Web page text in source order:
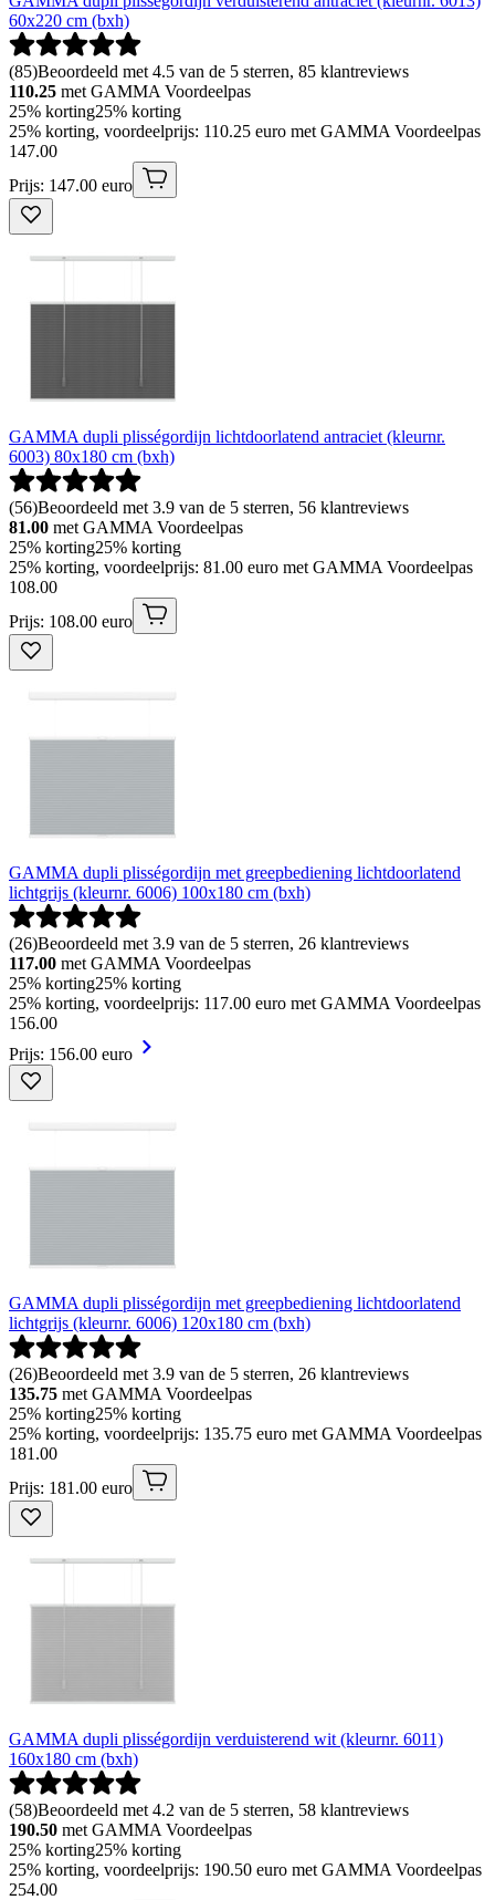
60x220 cm (bxh)
(85)Beoordeeld met 4.5 van de 5 sterren, 85 klantreviews
110.25 met GAMMA Voordeelpas
25% korting25% korting
25% korting, voordeelprijs: 110.25 euro met GAMMA Voordeelpas
147.00
Prijs: 147.00 euro
GAMMA dupli plisségordijn lichtdoorlatend antraciet (kleurnr.
6003) 80x180 cm (bxh)
(56)Beoordeeld met 3.9 van de 5 sterren, 56 klantreviews
81.00 met GAMMA Voordeelpas
25% korting25% korting
25% korting, voordeelprijs: 81.00 euro met GAMMA Voordeelpas
108.00
Prijs: 108.00 euro
GAMMA dupli plisségordijn met greepbediening lichtdoorlatend
lichtgrijs (kleurnr. 6006) 100x180 cm (bxh)
(26)Beoordeeld met 3.9 van de 5 sterren, 26 klantreviews
117.00 met GAMMA Voordeelpas
25% korting25% korting
25% korting, voordeelprijs: 117.00 euro met GAMMA Voordeelpas
156.00
Prijs: 156.00 euro
GAMMA dupli plisségordijn met greepbediening lichtdoorlatend
lichtgrijs (kleurnr. 6006) 120x180 cm (bxh)
(26)Beoordeeld met 3.9 van de 5 sterren, 26 klantreviews
135.75 met GAMMA Voordeelpas
25% korting25% korting
25% korting, voordeelprijs: 135.75 euro met GAMMA Voordeelpas
181 .00
Prijs: 181.00 euro
GAMMA dupli plisségordijn verduisterend wit (kleurnr. 6011)
160x180 cm (bxh)
(58)Beoordeeld met 4.2 van de 5 sterren, 58 klantreviews
190.50 met GAMMA Voordeelpas
25% korting25% korting
25% korting, voordeelprijs: 190.50 euro met GAMMA Voordeelpas
254.00